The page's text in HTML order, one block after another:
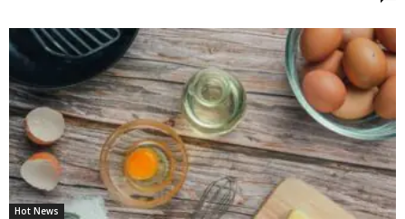
Hot News